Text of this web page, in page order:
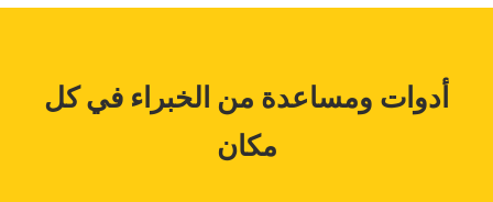
أدوات ومساعدة من الخبراء في كل
مكان